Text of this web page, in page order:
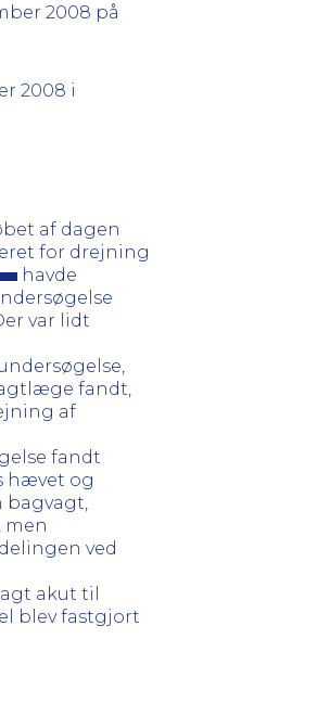
2008 på
2008 i
af dagen
for drejning
havde
var lidt
fandt,
af
fandt
hævet og
bagvagt,
men
ved
akut til
blev fastgjort